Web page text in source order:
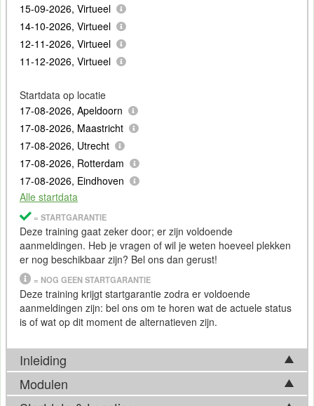
15-09-2026, Virtueel
14-10-2026, Virtueel
12-11-2026, Virtueel
11-12-2026, Virtueel
Startdata op locatie
17-08-2026, Apeldoorn
17-08-2026, Maastricht
17-08-2026, Utrecht
17-08-2026, Rotterdam
17-08-2026, Eindhoven
Alle startdata
= STARTGARANTIE
Deze training gaat zeker door; er zijn voldoende
aanmeldingen. Heb je vragen of wil je weten hoeveel plekken
er nog beschikbaar zijn? Bel ons dan gerust!
= NOG GEEN STARTGARANTIE
Deze training krijgt startgarantie zodra er voldoende
aanmeldingen zijn: bel ons om te horen wat de actuele status
is of wat op dit moment de alternatieven zijn.
Inleiding
Deze training richt zich op het uitvoeren van
Modulen